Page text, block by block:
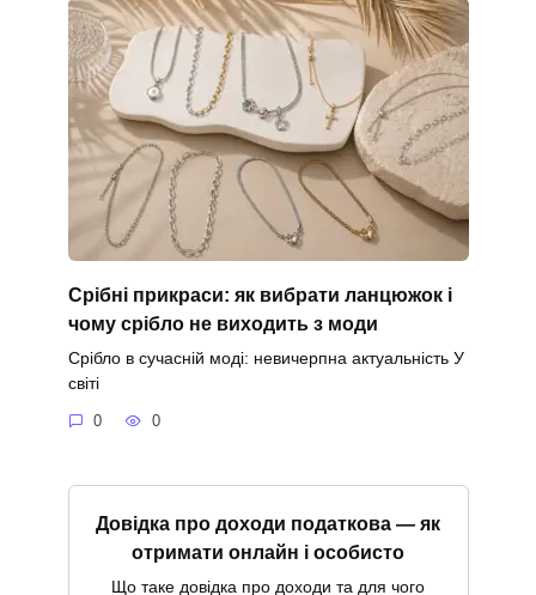
Срібні прикраси: як вибрати ланцюжок і
чому срібло не виходить з моди
Срібло в сучасній моді: невичерпна актуальність У
світі
0 0
Довідка про доходи податкова — як
отримати онлайн і особисто
Що таке довідка про доходи та для чого